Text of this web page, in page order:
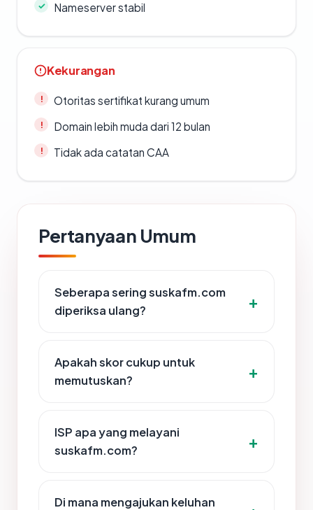
Nameserver stabil
Kekurangan
Otoritas sertifikat kurang umum
Domain lebih muda dari 12 bulan
Tidak ada catatan CAA
Pertanyaan Umum
Seberapa sering suskafm.com
diperiksa ulang?
Apakah skor cukup untuk
memutuskan?
ISP apa yang melayani
suskafm.com?
Di mana mengajukan keluhan